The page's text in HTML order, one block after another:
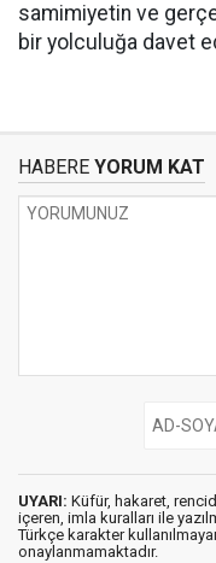
samimiyetin ve
bir yolculuğa davet
HABERE YORUM KAT
UYARI: Küfür, hakaret,
içeren, imla kuralları ile
Türkçe karakter
onaylanmamaktadır.